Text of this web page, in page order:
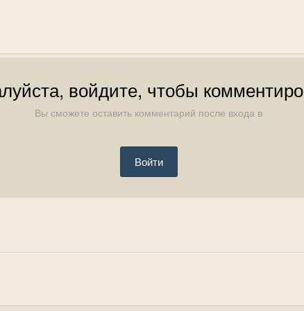
войдите, чтобы
Вы сможете оставить комментарий после входа в
Войти